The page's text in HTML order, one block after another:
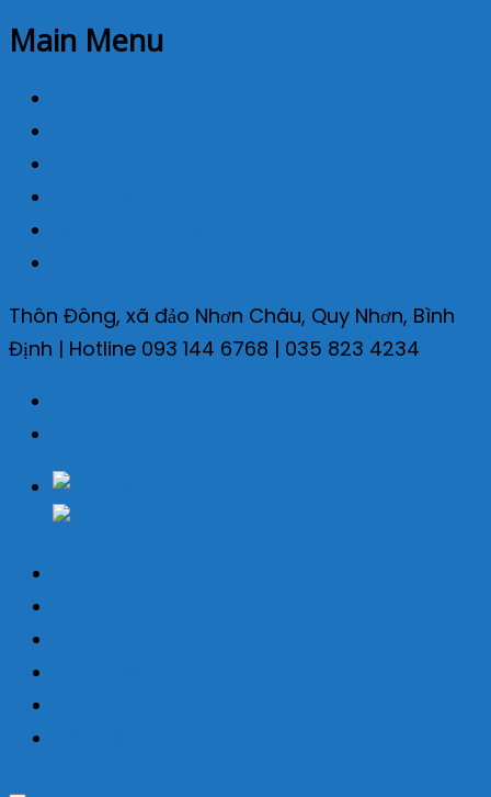
Main Menu
Thôn Đông, xã đảo Nhơn Châu, Quy Nhơn, Bình
Định | Hotline 093 144 6768 | 035 823 4234